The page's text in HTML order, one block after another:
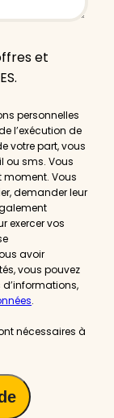
et
personnelles
l’exécution de
votre part, vous
ou sms. Vous
moment. Vous
demander leur
exercer vos
avoir
vous pouvez
d’informations,
.
nécessaires à